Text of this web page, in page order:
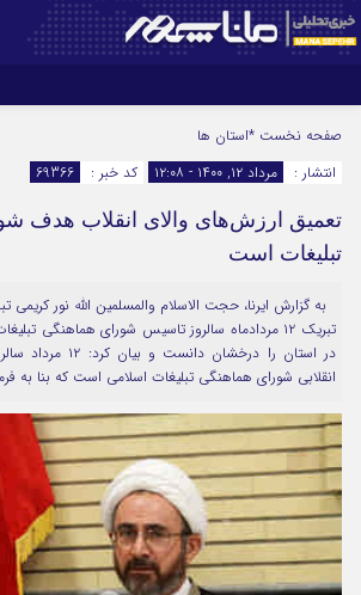
اینستاگرام
سروش ایتا
آپارات
نام کاربری یا نشانی ایمیل
رمز عبور
مرا به خاطر بسپار
صفحه نخست *استان ها
انتشار :
مرداد ۱۲, ۱۴۰۰ - ۱۲:۰۸ کد خبر : 69366
تعمیق ارزش‌های والای انقلاب هدف
تبلیغات است
به گزارش ایرنا، حجت الاسلام والمسلمین الله نور کریمی
تبریک ۱۲ مردادماه سالروز تاسیس شورای هماهنگی
در استان را درخشان
انقلابی شورای هماهنگی تبلیغات اسلامی است که بنا به